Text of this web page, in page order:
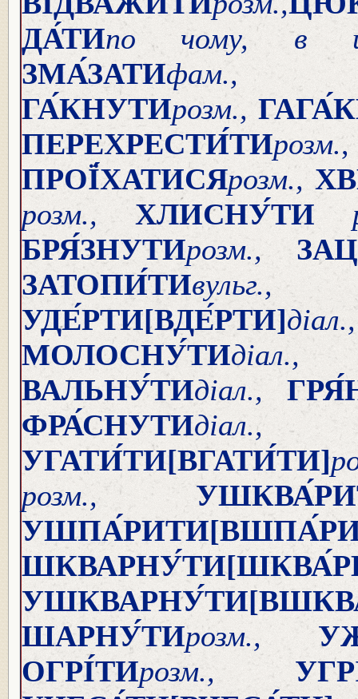
ДА́ТИпо чому,
ЗМА́ЗАТИ
ГА́КНУТИрозм.,
ПЕРЕХРЕСТИ́ТИрозм.
ПРОЇ́ХАТИСЯрозм.,
розм.,ХЛИСНУ́ТИ
БРЯ́ЗНУТИрозм.,
ЗАТОПИ́ТИ
УДЕ́РТИ[ВДЕ́РТИ]
МОЛОСНУ́ТИ
ВАЛЬНУ́ТИдіал.,
ФРА́СНУТИ
УГАТИ́ТИ[ВГАТИ́ТИ]
розм.,
УШПА́РИТИ
ШКВАРНУ́ТИ
УШКВАРНУ́ТИ
ШАРНУ́ТИрозм.,
ОГРІ́ТИрозм.,